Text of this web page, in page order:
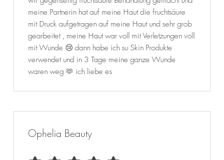
meine Partnerin hat auf meine Haut die fruchtsäure
mit Druck aufgetragen auf meine Haut und sehr grob
gearbeitet , meine Haut war voll mit Verletzungen voll
mit Wunde 😢 dann habe ich su Skin Produkte
verwendet und in 3 Tage meine ganze Wunde
waren weg 🫶 ich liebe es
Ophelia Beauty